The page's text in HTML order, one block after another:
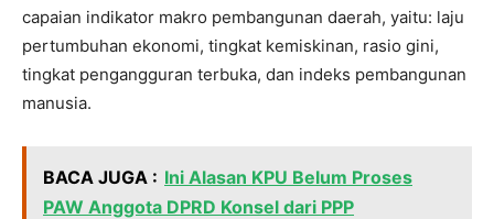
capaian indikator makro pembangunan daerah, yaitu: laju
pertumbuhan ekonomi, tingkat kemiskinan, rasio gini,
tingkat pengangguran terbuka, dan indeks pembangunan
manusia.
BACA JUGA : Ini Alasan KPU Belum Proses
PAW Anggota DPRD Konsel dari PPP